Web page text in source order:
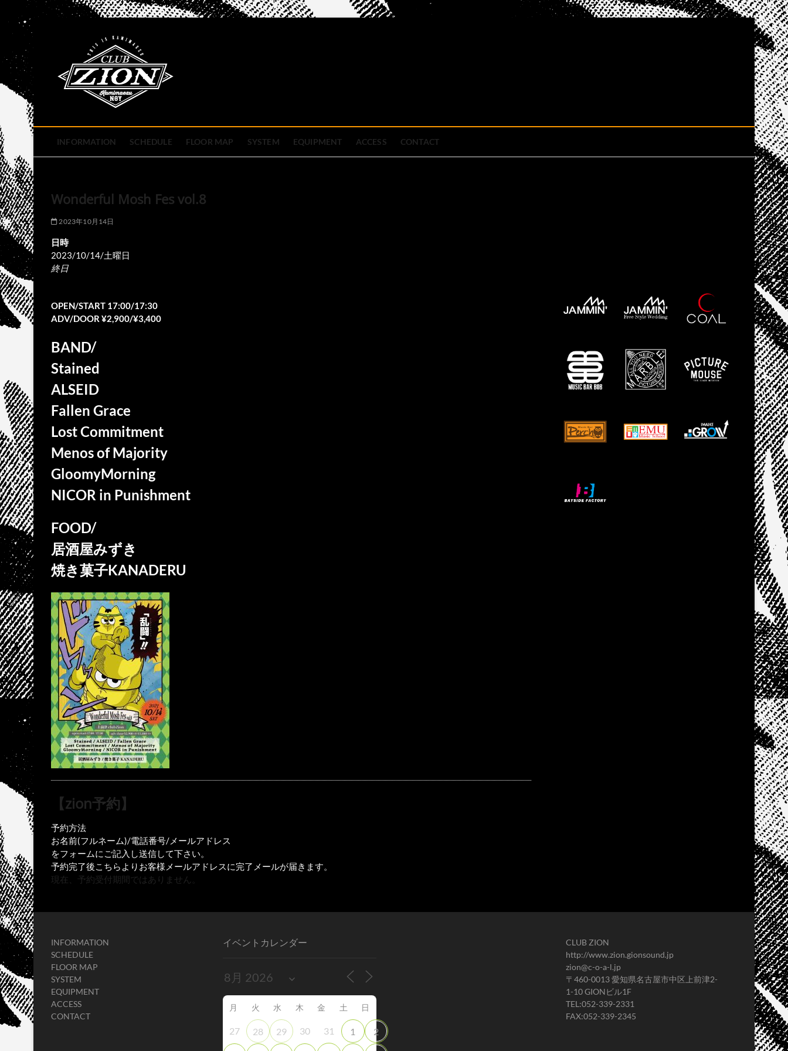
content
INFORMATION SCHEDULE FLOOR MAP SYSTEM EQUIPMENT ACCESS CONTACT
Wonderful Mosh Fes vol.8
2023年10月14日
日時
2023/10/14/土曜日
終日
OPEN/START 17:00/17:30
ADV/DOOR ¥2,900/¥3,400
BAND/
Stained
ALSEID
Fallen Grace
Lost Commitment
Menos of Majority
GloomyMorning
NICOR in Punishment
FOOD/
居酒屋みずき
焼き菓子KANADERU
【zion予約】
予約方法
お名前(フルネーム)/電話番号/メールアドレス
をフォームにご記入し送信して下さい。
予約完了後こちらよりお客様メールアドレスに完了メールが届きます。
現在、予約受付期間ではありません。
INFORMATION
SCHEDULE
FLOOR MAP
SYSTEM
EQUIPMENT
ACCESS
CONTACT
イベントカレンダー
月 火 水 木 金 土 日
27 28 29 30 31 1 2
CLUB ZION
http://www.zion.gionsound.jp
zion@c-o-a-l.jp
〒460-0013 愛知県名古屋市中区上前津2-
1-10 GIONビル1F
TEL:052-339-2331
FAX:052-339-2345